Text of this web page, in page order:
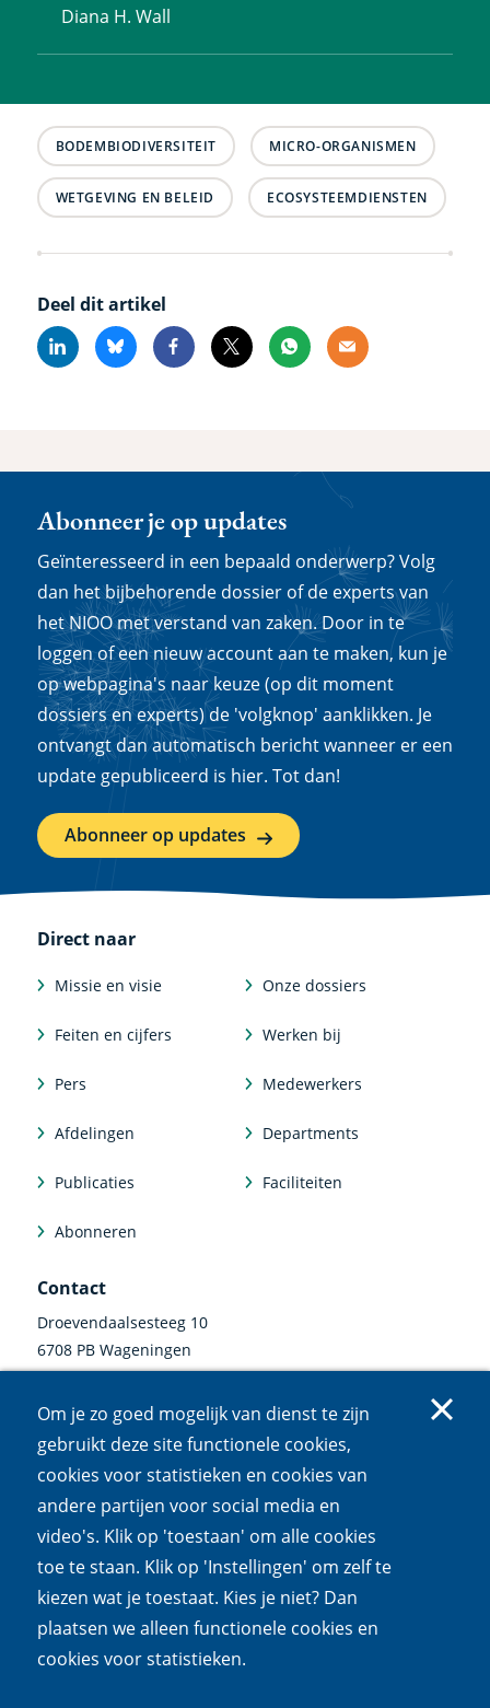
Om je zo goed mogelijk van dienst te zijn
gebruikt deze site functionele cookies,
cookies voor statistieken en cookies van
andere partijen voor social media en
video's. Klik op 'toestaan' om alle cookies
toe te staan. Klik op 'Instellingen' om zelf te
kiezen wat je toestaat. Kies je niet? Dan
plaatsen we alleen functionele cookies en
cookies voor statistieken.
Diana H. Wall
BODEMBIODIVERSITEIT MICRO-ORGANISMEN
WETGEVING EN BELEID ECOSYSTEEMDIENSTEN
Deel dit artikel
LinkedinBlueskyFacebook
X Whatsapp
Email
Abonneer je op updates
Geïnteresseerd in een bepaald onderwerp? Volg
dan het bijbehorende dossier of de experts van
het NIOO met verstand van zaken. Door in te
loggen of een nieuw account aan te maken, kun je
op webpagina's naar keuze (op dit moment
dossiers en experts) de 'volgknop' aanklikken. Je
ontvangt dan automatisch bericht wanneer er een
update gepubliceerd is hier. Tot dan!
Abonneer op updates
Direct naar
Missie en visie Onze dossiers
Feiten en cijfers Werken bij
Pers Medewerkers
Afdelingen Departments
Publicaties Faciliteiten
Abonneren
Contact
Droevendaalsesteeg 10
6708 PB Wageningen
communicatie@nioo.knaw.nl
Volg ons
Linkedin
link)
Instagram
(externe
link)
Bluesky
link)
Facebook
link)
Mastodon
link)
Youtube
link)
Cookies Privacy Responsible disclosureToegankelijkheid
Wet open overheid